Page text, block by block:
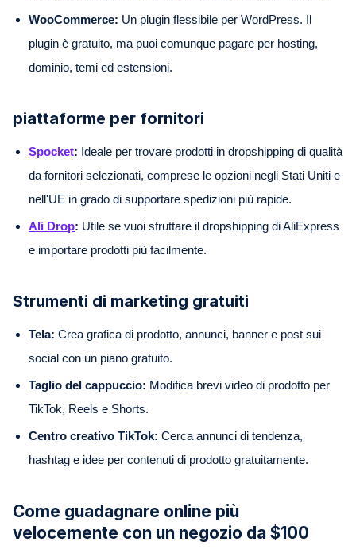
WooCommerce: Un plugin flessibile per WordPress. Il
plugin è gratuito, ma puoi comunque pagare per hosting,
dominio, temi ed estensioni.
piattaforme per fornitori
Spocket: Ideale per trovare prodotti in dropshipping di qualità
da fornitori selezionati, comprese le opzioni negli Stati Uniti e
nell'UE in grado di supportare spedizioni più rapide.
Ali Drop: Utile se vuoi sfruttare il dropshipping di AliExpress
e importare prodotti più facilmente.
Strumenti di marketing gratuiti
Tela: Crea grafica di prodotto, annunci, banner e post sui
social con un piano gratuito.
Taglio del cappuccio: Modifica brevi video di prodotto per
TikTok, Reels e Shorts.
Centro creativo TikTok: Cerca annunci di tendenza,
hashtag e idee per contenuti di prodotto gratuitamente.
Come guadagnare online più
velocemente con un negozio da $100